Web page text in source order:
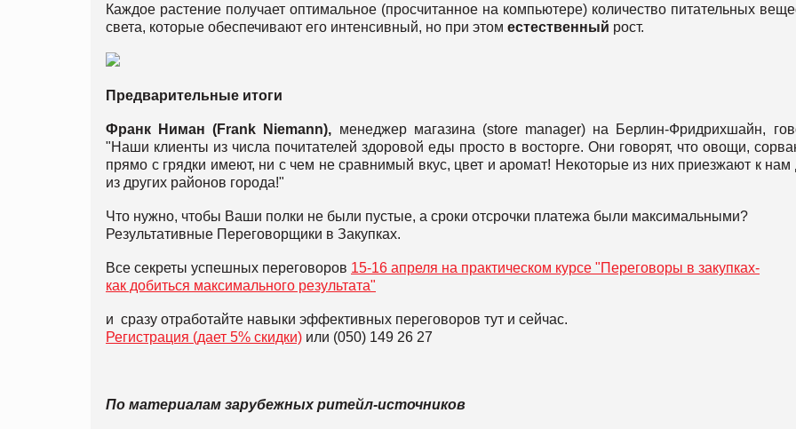
Каждое растение получает оптимальное (просчитанное на компьютере) количество питательных
света, которые обеспечивают его интенсивный, но при этом естественный рост.
Предварительные итоги
Франк Ниман (Frank Niemann), менеджер магазина (store manager) на Берлин-Фридрихшайн,
"Наши клиенты из числа почитателей здоровой еды просто в восторге. Они говорят, что овощи,
прямо с грядки имеют, ни с чем не сравнимый вкус, цвет и аромат! Некоторые из них приезжают к нам
из других районов города!"
Что нужно, чтобы Ваши полки не были пустые, а сроки отсрочки платежа были максимальными?
Результативные Переговорщики в Закупках.
Все секреты успешных переговоров 15-16 апреля на практическом курсе "Переговоры в закупках-
как добиться максимального результата"
и сразу отработайте навыки эффективных переговоров тут и сейчас.
Регистрация (дает 5% скидки) или (050) 149 26 27
По материалам зарубежных ритейл-источников